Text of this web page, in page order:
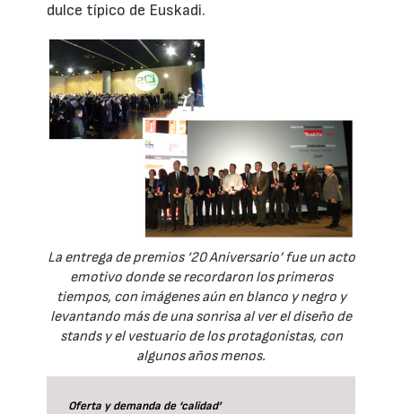
dulce típico de Euskadi.
La entrega de premios ‘20 Aniversario’ fue un acto
emotivo donde se recordaron los primeros
tiempos, con imágenes aún en blanco y negro y
levantando más de una sonrisa al ver el diseño de
stands y el vestuario de los protagonistas, con
algunos años menos.
Oferta y demanda de ‘calidad’